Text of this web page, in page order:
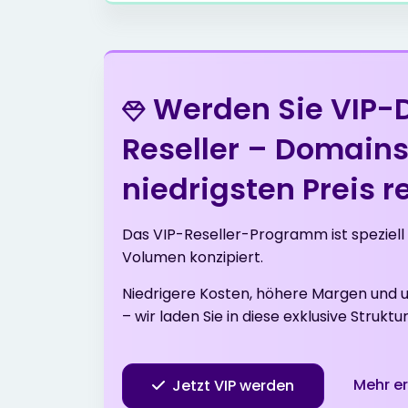
.gen.tr
.in
.info
.online
Werden Sie
Reseller –
niedrigsten Preis
Das VIP-Reseller-Programm ist
Volumen konzipiert.
Niedrigere Kosten, höhere Margen
– wir laden Sie in diese exklusive
Jetzt VIP werden Mehr